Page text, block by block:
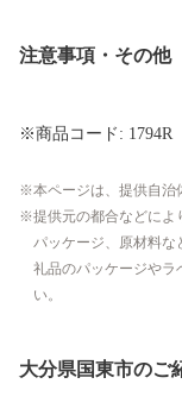
注意事項・その他
※商品コード: 1794R
本ページは、提供自治
提供元の都合などによ
パッケージ、原材料な
礼品のパッケージやラ
い。
大分県国東市のご